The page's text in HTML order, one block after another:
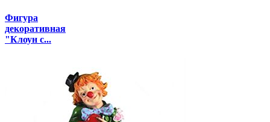
Фигура
декоративная
"Клоун с...